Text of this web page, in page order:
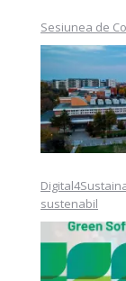
Sesiunea de
sustenabil